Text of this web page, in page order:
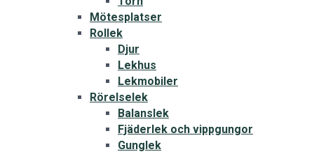
Mötesplatser
Rollek
Djur
Lekhus
Lekmobiler
Rörelselek
Balanslek
Fjäderlek och vippgungor
Gunglek